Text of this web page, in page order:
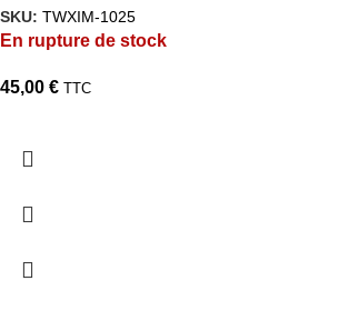
SKU: TWXIM-1025
En rupture de stock
45,00 € TTC